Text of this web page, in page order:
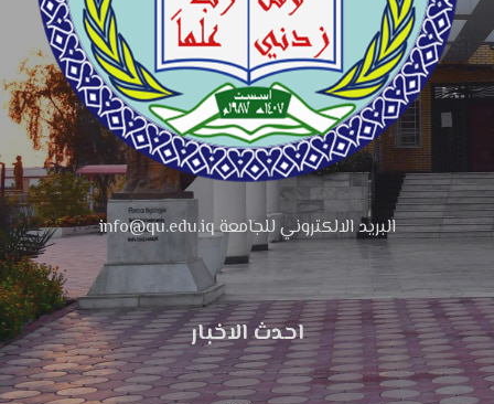
البريد الالكتروني للجامعة info@qu.edu.iq
احدث الاخبار